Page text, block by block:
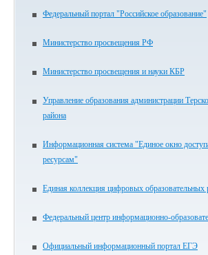
Федеральный портал "Российское образование"
Министерство просвещения РФ
Министерство просвещения и науки КБР
Управление образования администрации
района
Информационная система "Единое окно
ресурсам"
Единая коллекция цифровых образовательных
Федеральный центр информационно-
Официальный информационный портал ЕГЭ